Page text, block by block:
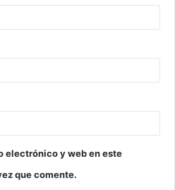
electrónico y web en este
que comente.